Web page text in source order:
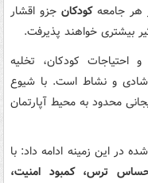
هر جامعهکودکان جزو اقشار
بیشتری خواهند پذیرفت.
احتیاجات کودکان، تخلیه
شادی و نشاط است. با شیوع
محدود به محیط آپارتمان
در این زمینه ادامه داد: با
ترس، کمبود امنیت،